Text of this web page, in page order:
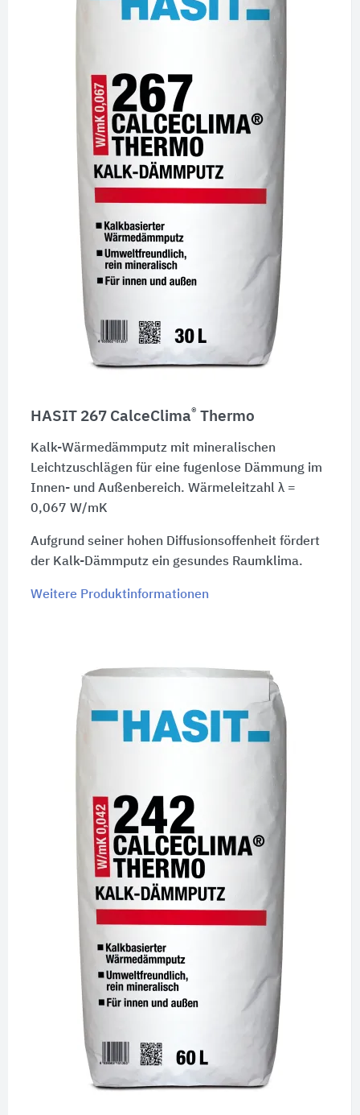
HASIT 267 CalceClima® Thermo
Kalk-Wärmedämmputz mit mineralischen
Leichtzuschlägen für eine fugenlose Dämmung im
Innen- und Außenbereich. Wärmeleitzahl λ =
0,067 W/mK
Aufgrund seiner hohen Diffusionsoffenheit fördert
der Kalk-Dämmputz ein gesundes Raumklima.
Weitere Produktinformationen